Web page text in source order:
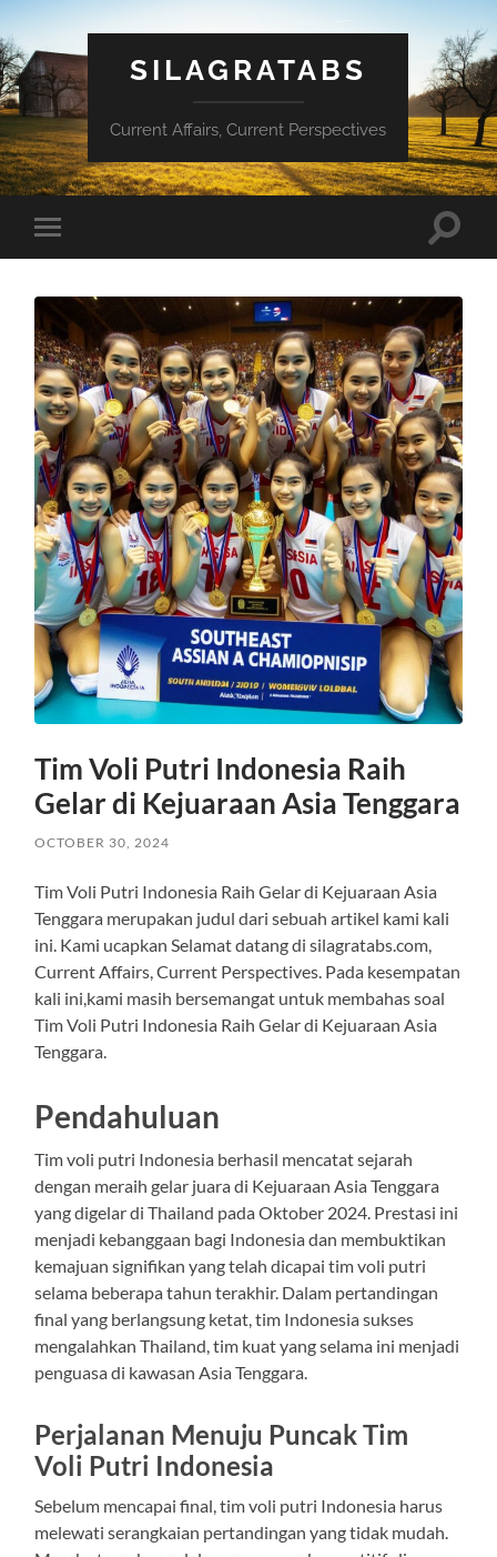
SILAGRATABS
Current Affairs, Current Perspectives
Toggle
mobile
Toggle
Tim Voli Putri Indonesia Raih
Gelar di Kejuaraan Asia Tenggara
OCTOBER 30, 2024
Tim Voli Putri Indonesia Raih Gelar di Kejuaraan Asia
Tenggara merupakan judul dari sebuah artikel kami kali
ini. Kami ucapkan Selamat datang di silagratabs.com,
Current Affairs, Current Perspectives. Pada kesempatan
kali ini,kami masih bersemangat untuk membahas soal
Tim Voli Putri Indonesia Raih Gelar di Kejuaraan Asia
Tenggara.
Pendahuluan
Tim voli putri Indonesia berhasil mencatat sejarah
dengan meraih gelar juara di Kejuaraan Asia Tenggara
yang digelar di Thailand pada Oktober 2024. Prestasi ini
menjadi kebanggaan bagi Indonesia dan membuktikan
kemajuan signifikan yang telah dicapai tim voli putri
selama beberapa tahun terakhir. Dalam pertandingan
final yang berlangsung ketat, tim Indonesia sukses
mengalahkan Thailand, tim kuat yang selama ini menjadi
penguasa di kawasan Asia Tenggara.
Perjalanan Menuju Puncak Tim
Voli Putri Indonesia
Sebelum mencapai final, tim voli putri Indonesia harus
melewati serangkaian pertandingan yang tidak mudah.